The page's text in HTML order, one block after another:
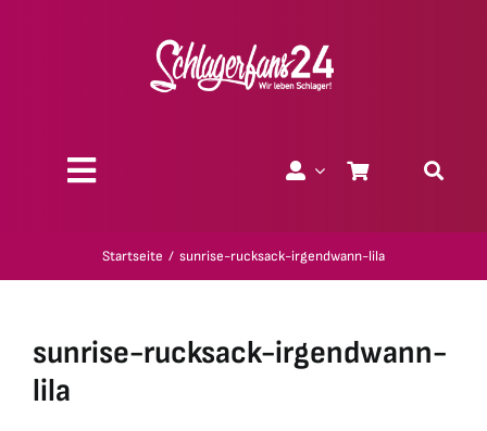
Toggle
Geschenk-Gutscheine
Startseite sunrise-rucksack-irgendwann-lila
sunrise-rucksack-irgendwann-
lila